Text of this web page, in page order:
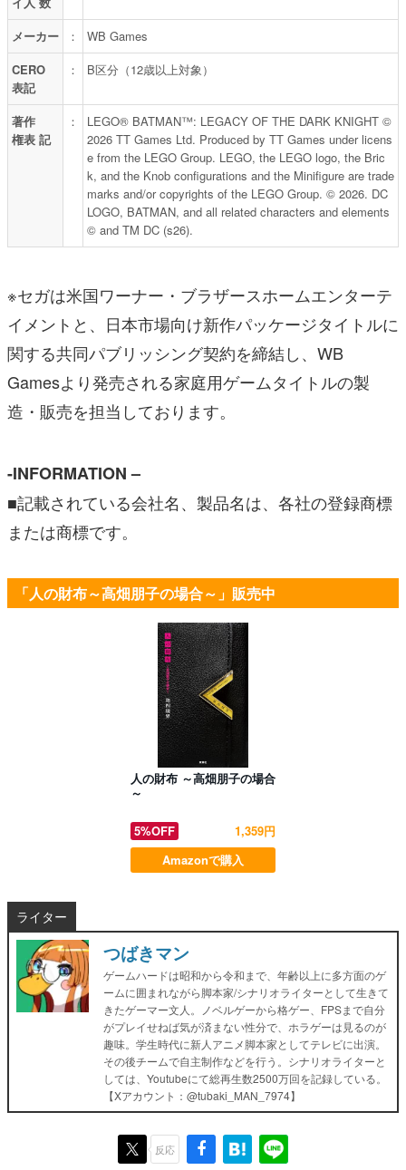
メーカー
：
WB Games
CERO
表記
： B区分（12歳以上対象）
著作
権表 記
：
LEGO® BATMAN™: LEGACY OF THE DARK KNIGHT ©
2026 TT Games Ltd. Produced by TT Games under licens
e from the LEGO Group. LEGO, the LEGO logo, the Bric
k, and the Knob configurations and the Minifigure are trade
marks and/or copyrights of the LEGO Group. © 2026. DC
LOGO, BATMAN, and all related characters and elements
© and TM DC (s26).
※セガは米国ワーナー・ブラザースホームエンターテ
イメントと、日本市場向け新作パッケージタイトルに
関する共同パブリッシング契約を締結し、WB
Gamesより発売される家庭用ゲームタイトルの製
造・販売を担当しております。
-INFORMATION –
■記載されている会社名、製品名は、各社の登録商標
または商標です。
「人の財布～高畑朋子の場合～」販売中
人の財布 ～高畑朋子の場合
～
5%OFF
1,359円
Amazonで購入
ライター
つばきマン
ゲームハードは昭和から令和まで、年齢以上に多方面のゲ
ームに囲まれながら脚本家/シナリオライターとして生きて
きたゲーマー文人。ノベルゲーから格ゲー、FPSまで自分
がプレイせねば気が済まない性分で、ホラゲーは見るのが
趣味。学生時代に新人アニメ脚本家としてテレビに出演。
その後チームで自主制作などを行う。シナリオライターと
しては、Youtubeにて総再生数2500万回を記録している。
【Xアカウント：@tubaki_MAN_7974】
反応